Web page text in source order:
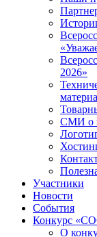
2026»
СМИ о
Участники
Новости
События
Конкурс
О